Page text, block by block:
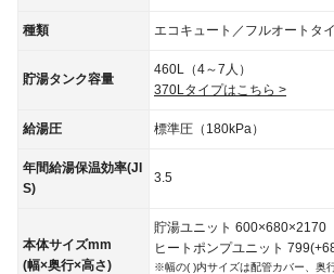
種類 エコキュート／フルオートタ
貯湯タンク容量
460L（4～7人）
370Lタイプはこちら >
給湯圧 標準圧（180kPa）
年間給湯保温効率(JI
S)
3.5
本体サイズmm
(幅×奥行×高さ)
貯湯ユニット 600×680×2170
ヒートポンプユニット
※幅の( )内サイズは配管カバー、奥